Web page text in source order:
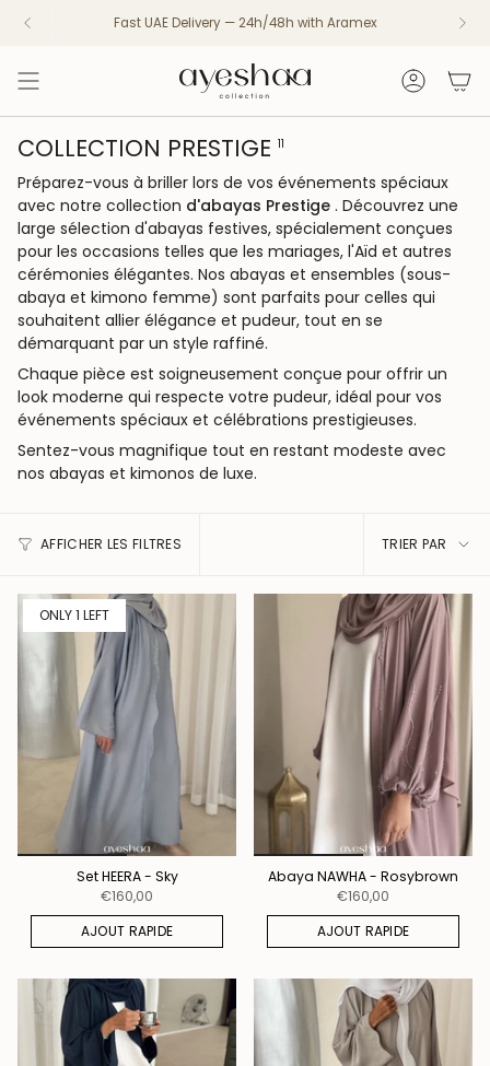
de
Fast UAE Delivery — 24h/48h with Aramex
Dès 200€, un carnet Ayeshaa offert
Compte
COLLECTION PRESTIGE 11
Préparez-vous à briller lors de vos événements spéciaux
avec notre collection d'abayas Prestige . Découvrez une
large sélection d'abayas festives, spécialement conçues
pour les occasions telles que les mariages, l'Aïd et autres
cérémonies élégantes. Nos abayas et ensembles (sous-
abaya et kimono femme) sont parfaits pour celles qui
souhaitent allier élégance et pudeur, tout en se
démarquant par un style raffiné.
Chaque pièce est soigneusement conçue pour offrir un
look moderne qui respecte votre pudeur, idéal pour vos
événements spéciaux et célébrations prestigieuses.
Sentez-vous magnifique tout en restant modeste avec
nos abayas et kimonos de luxe.
AFFICHER LES FILTRES
TRIER
TRIER PAR
ONLY 1 LEFT
Set HEERA - Sky
€160,00
AJOUT RAPIDE
Abaya NAWHA - Rosybrown
€160,00
AJOUT RAPIDE